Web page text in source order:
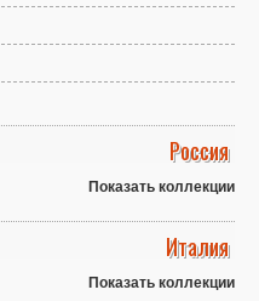
Россия
Показать коллекции
Италия
Показать коллекции